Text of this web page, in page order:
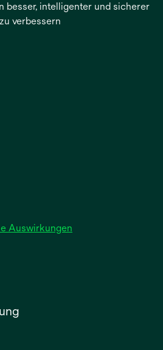
besser, intelligenter und sicherer
verbessern
Auswirkungen